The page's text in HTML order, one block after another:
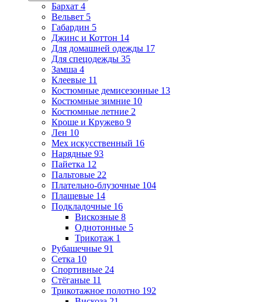
Бархат 4
Вельвет 5
Габардин 5
Джинс и Коттон 14
Для домашней одежды 17
Для спецодежды 35
Замша 4
Клеевые 11
Костюмные демисезонные 13
Костюмные зимние 10
Костюмные летние 2
Кроше и Кружево 9
Лен 10
Мех искусственный 16
Нарядные 93
Пайетка 12
Пальтовые 22
Плательно-блузочные 104
Плащевые 14
Подкладочные 16
Вискозные 8
Однотонные 5
Трикотаж 1
Рубашечные 91
Сетка 10
Спортивные 24
Стёганые 11
Трикотажное полотно 192